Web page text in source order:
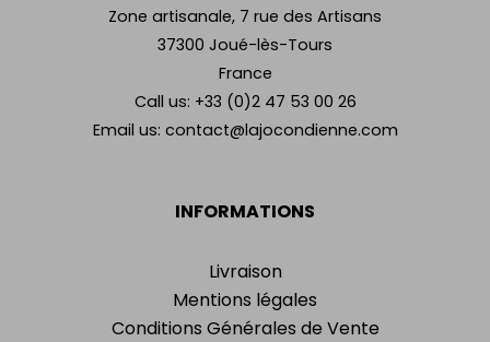
INFORMATIONS
Livraison
Mentions légales
Conditions Générales de Vente
Zone artisanale, 7 rue des Artisans
37300 Joué-lès-Tours
France
Call us: +33 (0)2 47 53 00 26
Email us: contact@lajocondienne.com